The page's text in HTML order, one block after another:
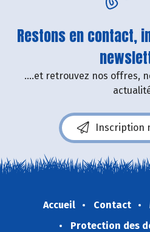
Restons en contact,
....et retrouvez nos offres,
Inscription
Accueil Contact
Protection des